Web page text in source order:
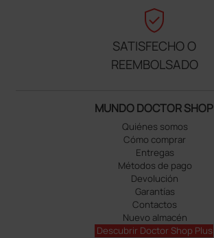
verified_user
SATISFECHO O
REEMBOLSADO
MUNDO DOCTOR SHOP
Quiénes somos
Cómo comprar
Entregas
Métodos de pago
Devolución
Garantías
Contactos
Nuevo almacén
Descubrir Doctor Shop Plus